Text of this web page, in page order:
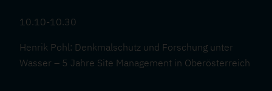
10.10-10.30
Henrik Pohl: Denkmalschutz und Forschung unter
Wasser – 5 Jahre Site Management in Oberösterreich